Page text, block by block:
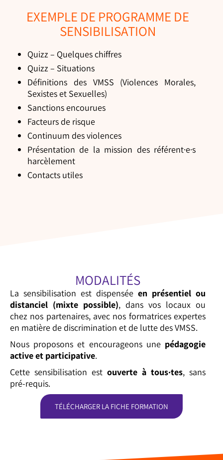
EXEMPLE DE PROGRAMME DE
SENSIBILISATION
Quizz – Quelques chiffres
Quizz – Situations
Définitions des VMSS (Violences Morales,
Sexistes et Sexuelles)
Sanctions encourues
Facteurs de risque
Continuum des violences
Présentation de la mission des référent·e·s
harcèlement
Contacts utiles
MODALITÉS
La sensibilisation est dispensée en présentiel ou
distanciel (mixte possible), dans vos locaux ou
chez nos partenaires, avec nos formatrices expertes
en matière de discrimination et de lutte des VMSS.
Nous proposons et encourageons une pédagogie
active et participative.
Cette sensibilisation est ouverte à tous·tes, sans
pré-requis.
TÉLÉCHARGER LA FICHE FORMATION